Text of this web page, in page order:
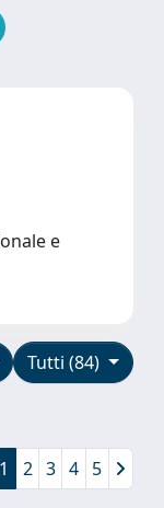
e
Tutti (84)
1 2 3 4 5